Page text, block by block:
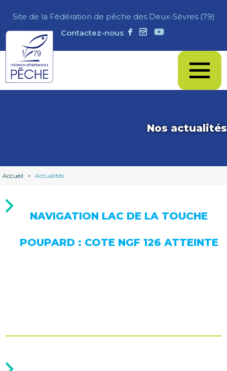
Site de la Fédération de pêche des Deux-Sèvres (79)
Contactez-nous
Nos actualités
Accueil > Actualités
NAVIGATION LAC DE LA TOUCHE
POUPARD : COTE NGF 126 ATTEINTE